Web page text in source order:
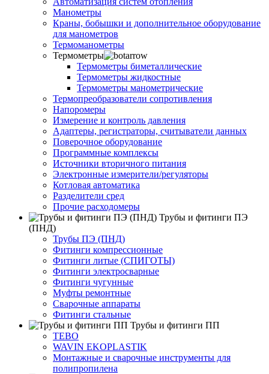
Манометры
Краны, бобышки и дополнительное оборудование
для манометров
Термоманометры
Термометры
Термометры биметаллические
Термометры жидкостные
Термометры манометрические
Термопреобразователи сопротивления
Напоромеры
Измерение и контроль давления
Адаптеры, регистраторы, считыватели данных
Поверочное оборудование
Программные комплексы
Источники вторичного питания
Электронные измерители/регуляторы
Котловая автоматика
Разделители сред
Прочие расходомеры
Трубы и фитинги ПЭ
(ПНД)
Трубы ПЭ (ПНД)
Фитинги компрессионные
Фитинги литые (СПИГОТЫ)
Фитинги электросварные
Фитинги чугунные
Муфты ремонтные
Сварочные аппараты
Фитинги стальные
Трубы и фитинги ПП
TEBO
WAVIN EKOPLASTIK
Монтажные и сварочные инструменты для
полипропилена